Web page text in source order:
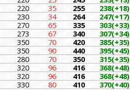
220 35 255 238(+18)
230 34 264 247(+17)
270 65 335 303(+33)
273 67 340 307(+34)
350 70 420 385(+35)
350 90 440 395(+45)
280 70 350 315(+35)
320 96 416 368(+48)
320 96 416 368(+48)
330 80 410 370(+40)